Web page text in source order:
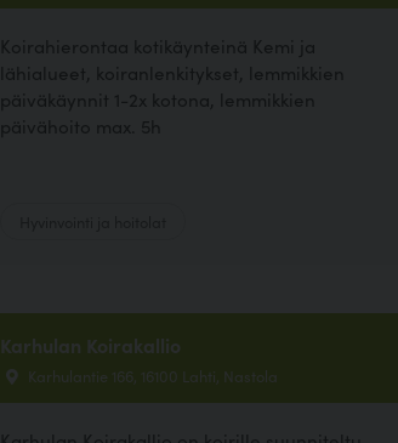
Koirahierontaa kotikäynteinä Kemi ja
lähialueet, koiranlenkitykset, lemmikkien
päiväkäynnit 1-2x kotona, lemmikkien
päivähoito max. 5h
Karhulan Koirakallio
Karhulantie 166, 16100 Lahti, Nastola